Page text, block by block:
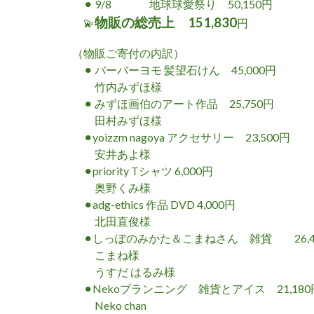
⚫︎ 9/8 地球球愛祭り 50,150円
💫物販の総売上 151,830円
（物販ご寄付の内訳）
⚫︎ バーバーヨモ 髪望石けん 45,000円
竹内みずほ様
⚫︎ みずほ画伯のアート作品 25,750円
田村みずほ様
⚫︎yoizzm nagoya アクセサリー 23,500円
安井あよ様
⚫︎priority Tシャツ 6,000円
奥野くみ様
⚫︎adg-ethics 作品 DVD 4,000円
北田直俊様
⚫︎しっぽのみかた＆こまねさん 雑貨
こまね様
うすだ はるみ様
⚫︎Nekoプランニング 雑貨とアイス 21,180
Neko chan